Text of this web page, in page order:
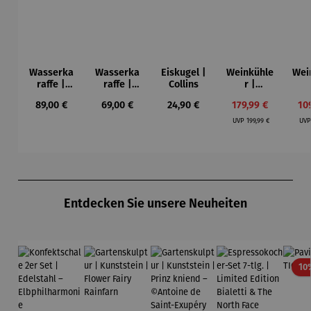
Wasserka
raffe |
Regulärer Preis:
89,00 €
Wasserka
raffe |
Regulärer Preis:
69,00 €
Eiskugel |
Collins
Regulärer Preis:
24,90 €
Weinkühle
r |
Deluxe
Inox
Verkaufspreis:
179,99 €
UVPRegulärer Preis:
199,99 €
Entdecken Sie unsere Neuheiten